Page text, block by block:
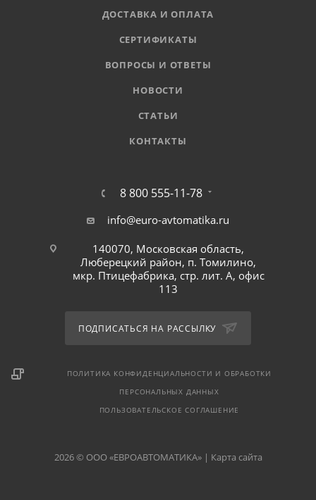
ДОСТАВКА И ОПЛАТА
СЕРТИФИКАТЫ
ВОПРОСЫ И ОТВЕТЫ
НОВОСТИ
СТАТЬИ
КОНТАКТЫ
8 800 555-11-78
info@euro-avtomatika.ru
140070, Московская область,
Люберецкий район, п. Томилино,
мкр. Птицефабрика, стр. лит. А, офис
113
ПОДПИСАТЬСЯ НА РАССЫЛКУ
ПОЛИТИКА КОНФИДЕНЦИАЛЬНОСТИ И ОБРАБОТКИ
ПЕРСОНАЛЬНЫХ ДАННЫХ
ПОЛЬЗОВАТЕЛЬСКОЕ СОГЛАШЕНИЕ
2026 © ООО «ЕВРОАВТОМАТИКА» | Карта сайта